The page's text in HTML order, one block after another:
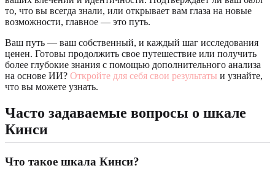
то, что вы всегда знали, или открывает вам глаза на новые
возможности, главное — это путь.
Ваш путь — ваш собственный, и каждый шаг исследования
ценен. Готовы продолжить свое путешествие или получить
более глубокие знания с помощью дополнительного анализа
на основе ИИ? Откройте для себя свои результаты и узнайте,
что вы можете узнать.
Часто задаваемые вопросы о шкале
Кинси
Что такое шкала Кинси?